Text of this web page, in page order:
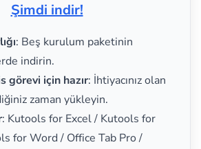
Şimdi indir!
: Beş kurulum paketinin
indirin.
görevi için hazır: İhtiyacınız olan
zaman yükleyin.
: Kutools for Excel / Kutools for
for Word / Office Tab Pro /